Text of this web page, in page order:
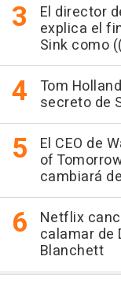
El director
explica el
Sink como
Tom
secreto de
El CEO de
of
cambiará
Netflix
calamar de
Blanchett